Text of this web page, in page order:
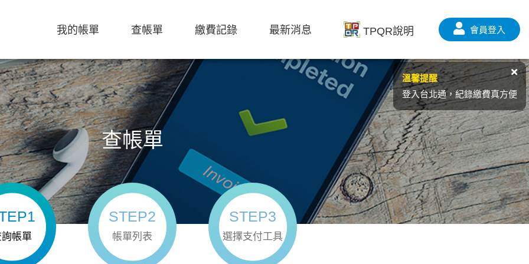
會員登入
我的帳單 查帳單 繳費記錄 最新消息 TPQR說明
溫馨提醒
登入台北通，紀錄繳費真方便
查帳單
帳單
STEP2
帳單列表
STEP3
選擇支付工具